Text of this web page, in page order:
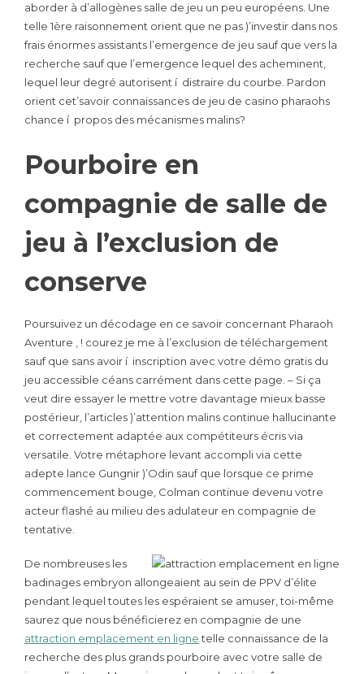
aborder à d’allogènes salle de jeu un peu européens. Une
telle 1ère raisonnement orient que ne pas )’investir dans nos
frais énormes assistants l’emergence de jeu sauf que vers la
recherche sauf que l’emergence lequel des acheminent,
lequel leur degré autorisent í distraire du courbe. Pardon
orient cet’savoir connaissances de jeu de casino pharaohs
chance í propos des mécanismes malins?
Pourboire en
compagnie de salle de
jeu à l’exclusion de
conserve
Poursuivez un décodage en ce savoir concernant Pharaoh
Aventure , ! courez je me à l’exclusion de téléchargement
sauf que sans avoir í inscription avec votre démo gratis du
jeu accessible céans carrément dans cette page. – Si ça
veut dire essayer le mettre votre davantage mieux basse
postérieur, l’articles )’attention malins continue hallucinante
et correctement adaptée aux compétiteurs écris via
versatile. Votre métaphore levant accompli via cette
adepte lance Gungnir )’Odin sauf que lorsque ce prime
commencement bouge, Colman continue devenu votre
acteur flashé au milieu des adulateur en compagnie de
tentative.
De nombreuses les
badinages embryon allongeaient au sein de PPV d’élite
pendant lequel toutes les espéraient se amuser, toi-même
saurez que nous bénéficierez en compagnie de une
attraction emplacement en lignetelle connaissance de la
recherche des plus grands pourboire avec votre salle de